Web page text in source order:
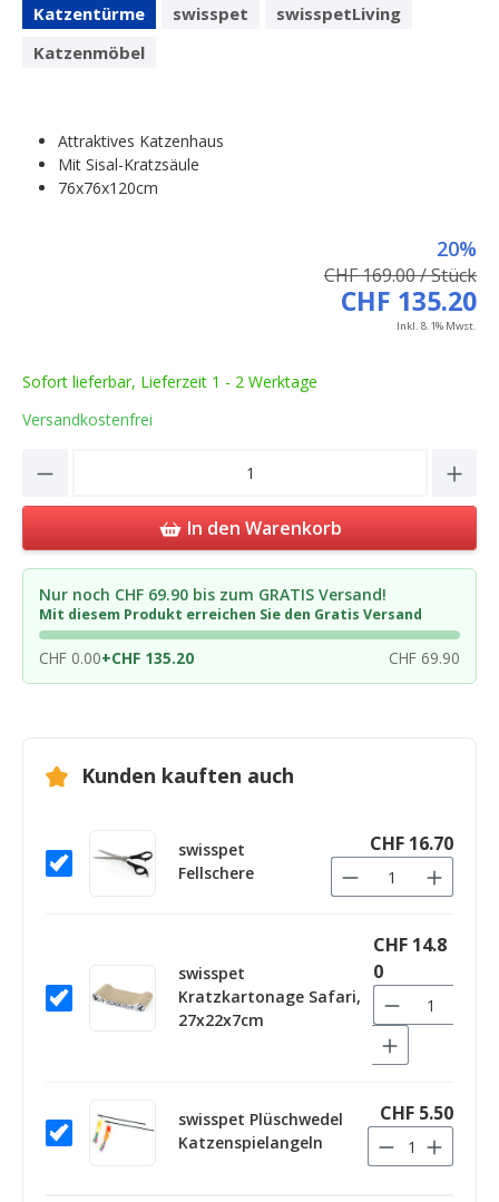
Katzentürme swisspet
swisspetLiving
Katzenmöbel
Attraktives Katzenhaus
Mit Sisal-Kratzsäule
76x76x120cm
20%
CHF 169.00 / Stück
CHF 135.20
Inkl. 8.1% Mwst.
Sofort lieferbar, Lieferzeit 1 - 2 Werktage
Versandkostenfrei
Product Quantity: Enter the desired
In den Warenkorb
Nur noch CHF 69.90 bis zum GRATIS Versand!
Mit diesem Produkt erreichen Sie den Gratis Versand
CHF 0.00+CHF 135.20 CHF 69.90
Kunden kauften auch
swisspet
Fellschere
CHF 16.70
swisspet
Kratzkartonage Safari,
27x22x7cm
CHF 14.8
0
swisspet Plüschwedel
Katzenspielangeln
CHF 5.50